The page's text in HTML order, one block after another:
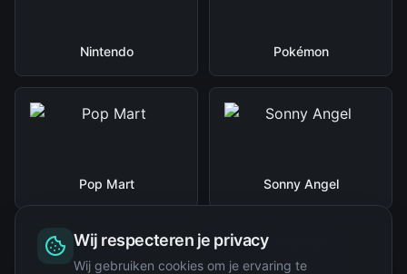
Nintendo Pokémon
Pop Mart Sonny Angel
Squishy
Wij respecteren je privacy
Wij gebruiken cookies om je ervaring te